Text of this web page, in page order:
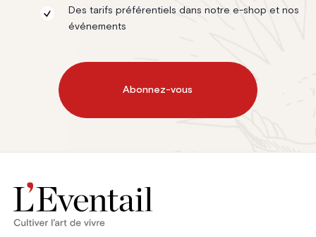
Des tarifs préférentiels dans notre e-shop et nos
événements
Abonnez-vous